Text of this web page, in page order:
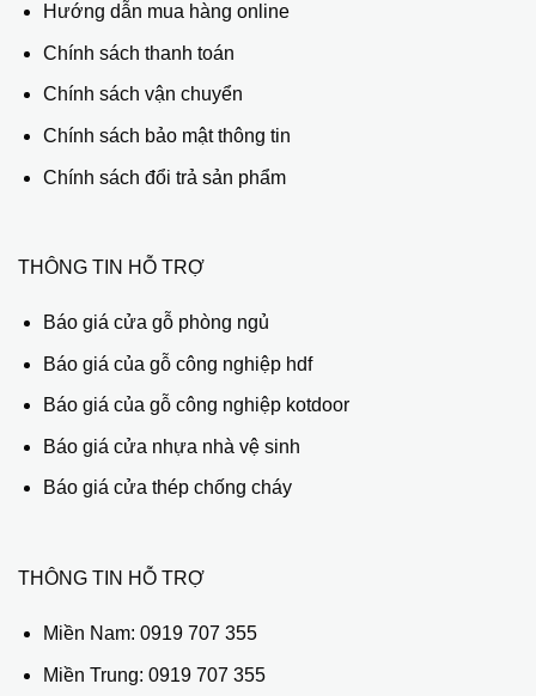
Hướng dẫn mua hàng online
Chính sách thanh toán
Chính sách vận chuyển
Chính sách bảo mật thông tin
Chính sách đổi trả sản phẩm
THÔNG TIN HỖ TRỢ
Báo giá cửa gỗ phòng ngủ
Báo giá của gỗ công nghiệp hdf
Báo giá của gỗ công nghiệp kotdoor
Báo giá cửa nhựa nhà vệ sinh
Báo giá cửa thép chống cháy
THÔNG TIN HỖ TRỢ
Miền Nam: 0919 707 355
Miền Trung: 0919 707 355